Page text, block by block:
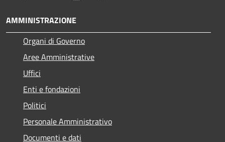
AMMINISTRAZIONE
Organi di Governo
Aree Amministrative
Uffici
Enti e fondazioni
Politici
Personale Amministrativo
Documenti e dati